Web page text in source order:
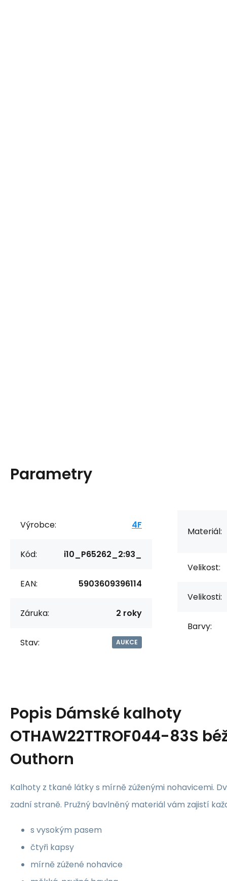
Parametry
Výrobce: 4F
Kód: i10_P65262_2:93_
EAN: 5903609396114
Záruka: 2 roky
Stav: AUKCE
Materiál:
Velikost:
Velikosti:
Barvy:
Popis Dámské kalhoty
OTHAW22TTROF044-83S
Outhorn
Kalhoty z tkané látky s mírně zúženými nohavicemi.
zadní straně. Pružný bavlněný materiál vám zajistí
s vysokým pasem
čtyři kapsy
mírně zúžené nohavice